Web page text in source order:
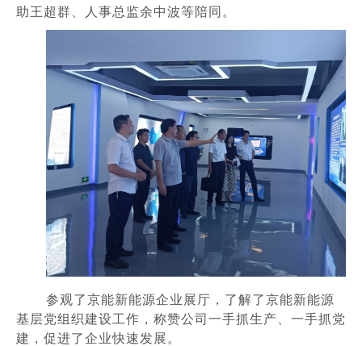
助王超群、人事总监余中波等陪同。
参观了京能新能源企业展厅，了解了京能新能源
基层党组织建设工作，称赞公司一手抓生产、一手抓党
建，促进了企业快速发展。